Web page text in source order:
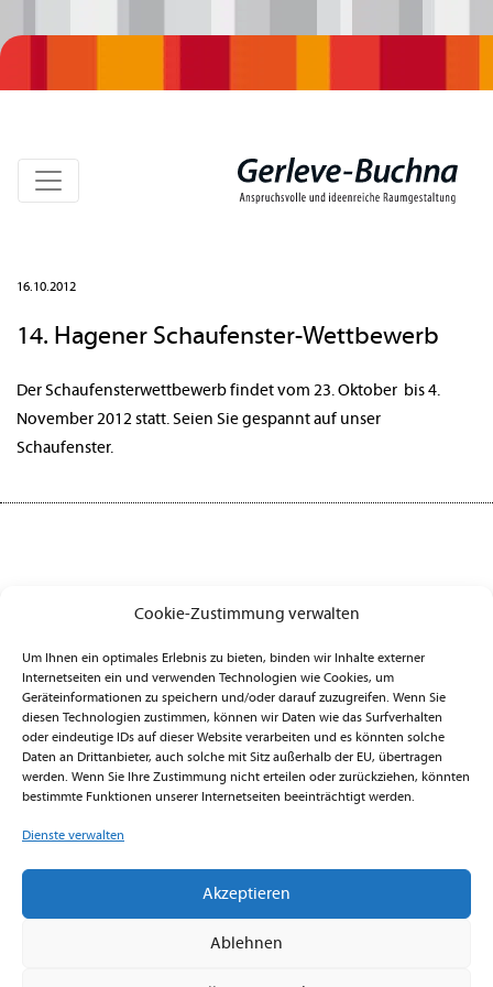
Cookie-Zustimmung verwalten
Um Ihnen ein optimales Erlebnis zu bieten, binden wir Inhalte externer
Internetseiten ein und verwenden Technologien wie Cookies, um
Geräteinformationen zu speichern und/oder darauf zuzugreifen. Wenn Sie
diesen Technologien zustimmen, können wir Daten wie das Surfverhalten
oder eindeutige IDs auf dieser Website verarbeiten und es könnten solche
Daten an Drittanbieter, auch solche mit Sitz außerhalb der EU, übertragen
werden. Wenn Sie Ihre Zustimmung nicht erteilen oder zurückziehen, könnten
bestimmte Funktionen unserer Internetseiten beeinträchtigt werden.
Dienste verwalten
Akzeptieren
Ablehnen
16.10.2012
14. Hagener Schaufenster-Wettbewerb
Der Schaufensterwettbewerb findet vom 23. Oktober bis 4.
November 2012 statt. Seien Sie gespannt auf unser
Schaufenster.
Raumausstattung Gerleve-Buchna
Märkischer Ring 105
58097 Hagen
Telefon: 02331 332071
Fax: 02331 371293
info@gerleve-buchna.de